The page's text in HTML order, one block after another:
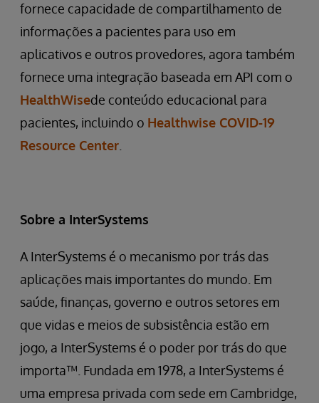
fornece capacidade de compartilhamento de
informações a pacientes para uso em
aplicativos e outros provedores, agora também
fornece uma integração baseada em API com o
HealthWisede conteúdo educacional para
pacientes, incluindo o Healthwise COVID-19
Resource Center
Sobre a InterSystems
A InterSystems é o mecanismo por trás das
aplicações mais importantes do mundo. Em
saúde, finanças, governo e outros setores em
que vidas e meios de subsistência estão em
jogo, a InterSystems é o poder por trás do que
importa™. Fundada em 1978, a InterSystems é
uma empresa privada com sede em Cambridge,